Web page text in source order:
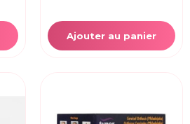
Ajouter au panier